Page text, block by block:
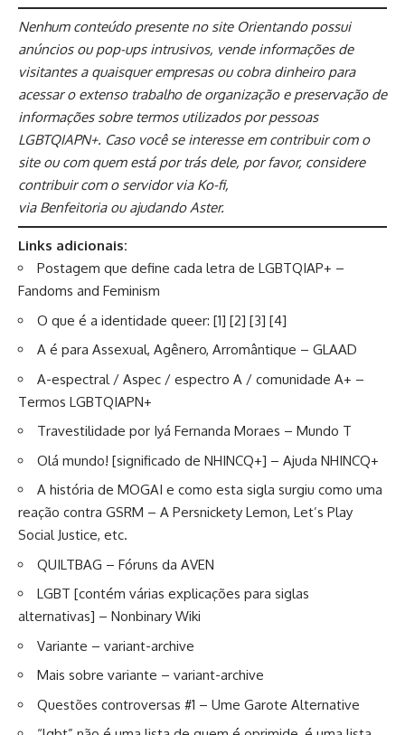
Nenhum conteúdo presente no site Orientando possui
anúncios ou pop-ups intrusivos, vende informações de
visitantes a quaisquer empresas ou cobra dinheiro para
acessar o extenso trabalho de organização e preservação de
informações sobre termos utilizados por pessoas
LGBTQIAPN+. Caso você se interesse em contribuir com o
site ou com quem está por trás dele, por favor, considere
contribuir com o servidor via Ko-fi,
via Benfeitoriaouajudando Aster.
Links adicionais:
Postagem que define cada letra de LGBTQIAP+ –
Fandoms and Feminism
O que é a identidade queer: [1] [2] [3] [4]
A é para Assexual, Agênero, Arromântique – GLAAD
A-espectral / Aspec / espectro A / comunidade A+ –
Termos LGBTQIAPN+
Travestilidade por Iyá Fernanda Moraes – Mundo T
Olá mundo! [significado de NHINCQ+] – Ajuda NHINCQ+
A história de MOGAI e como esta sigla surgiu como uma
reação contra GSRM – A Persnickety Lemon, Let’s Play
Social Justice, etc.
QUILTBAG – Fóruns da AVEN
LGBT [contém várias explicações para siglas
alternativas] – Nonbinary Wiki
Variante – variant-archive
Mais sobre variante – variant-archive
Questões controversas #1 – Ume Garote Alternative